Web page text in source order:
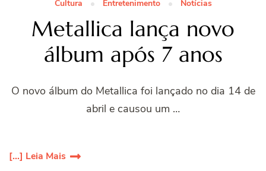
Cultura Entretenimento Notícias
Metallica lança novo
álbum após 7 anos
O novo álbum do Metallica foi lançado no dia 14 de
abril e causou um …
[...] Leia Mais